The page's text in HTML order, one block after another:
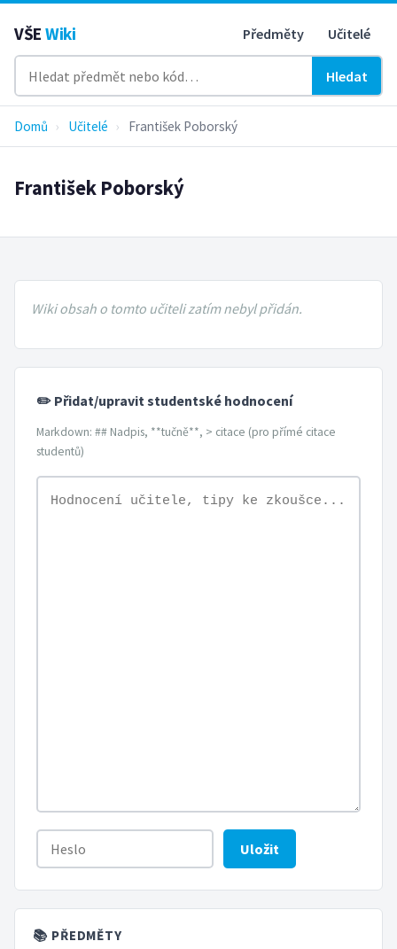
VŠE Wiki Předměty Učitelé
Hledat
Domů › Učitelé › František Poborský
František Poborský
Wiki obsah o tomto učiteli zatím nebyl přidán.
✏️ Přidat/upravit studentské hodnocení
Markdown: ## Nadpis, **tučně**, > citace (pro přímé citace
studentů)
Uložit
📚 PŘEDMĚTY